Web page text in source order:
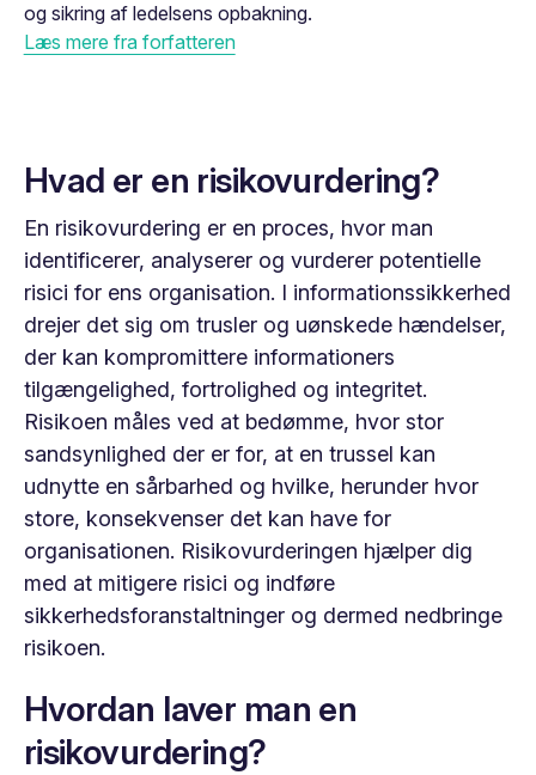
og sikring af ledelsens opbakning.
Læs mere fra forfatteren
Hvad er en risikovurdering?
En risikovurdering er en proces, hvor man
identificerer, analyserer og vurderer potentielle
risici for ens organisation. I informationssikkerhed
drejer det sig om trusler og uønskede hændelser,
der kan kompromittere informationers
tilgængelighed, fortrolighed og integritet.
Risikoen måles ved at bedømme, hvor stor
sandsynlighed der er for, at en trussel kan
udnytte en sårbarhed og hvilke, herunder hvor
store, konsekvenser det kan have for
organisationen. Risikovurderingen hjælper dig
med at mitigere risici og indføre
sikkerhedsforanstaltninger og dermed nedbringe
risikoen.
Hvordan laver man en
risikovurdering?